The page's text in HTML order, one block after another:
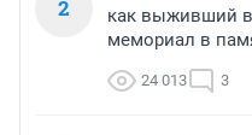
2
как выживший
мемориал в
24 013 3